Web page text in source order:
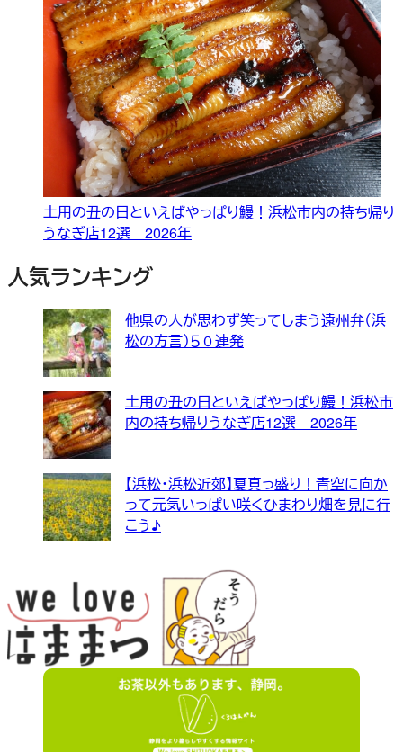
土用の丑の日といえばやっぱり鰻！浜松市内の持ち帰り
うなぎ店12選 2026年
人気ランキング
他県の人が思わず笑ってしまう遠州弁（浜
松の方言）５０連発
土用の丑の日といえばやっぱり鰻！浜松市
内の持ち帰りうなぎ店12選 2026年
【浜松・浜松近郊】夏真っ盛り！青空に向か
って元気いっぱい咲くひまわり畑を見に行
こう♪